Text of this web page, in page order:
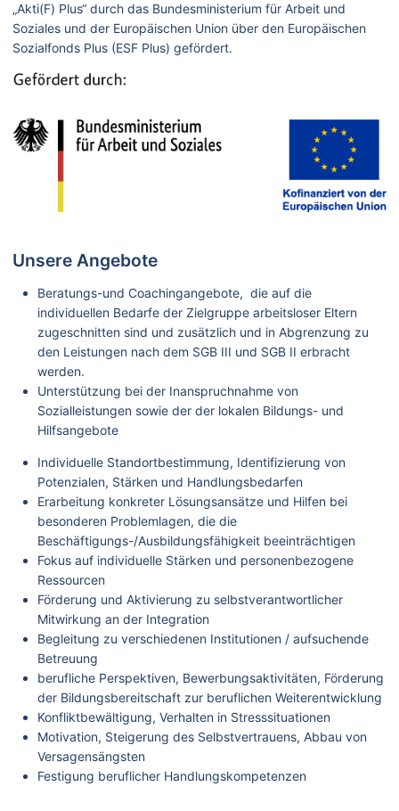
„Akti(F) Plus“ durch das Bundesministerium für Arbeit und
Soziales und der Europäischen Union über den Europäischen
Sozialfonds Plus (ESF Plus) gefördert.
Unsere Angebote
Beratungs-und Coachingangebote, die auf die
individuellen Bedarfe der Zielgruppe arbeitsloser Eltern
zugeschnitten sind und zusätzlich und in Abgrenzung zu
den Leistungen nach dem SGB III und SGB II erbracht
werden.
Unterstützung bei der Inanspruchnahme von
Sozialleistungen sowie der der lokalen Bildungs- und
Hilfsangebote
Individuelle Standortbestimmung, Identifizierung von
Potenzialen, Stärken und Handlungsbedarfen
Erarbeitung konkreter Lösungsansätze und Hilfen bei
besonderen Problemlagen, die die
Beschäftigungs-/Ausbildungsfähigkeit beeinträchtigen
Fokus auf individuelle Stärken und personenbezogene
Ressourcen
Förderung und Aktivierung zu selbstverantwortlicher
Mitwirkung an der Integration
Begleitung zu verschiedenen Institutionen / aufsuchende
Betreuung
berufliche Perspektiven, Bewerbungsaktivitäten, Förderung
der Bildungsbereitschaft zur beruflichen Weiterentwicklung
Konfliktbewältigung, Verhalten in Stresssituationen
Motivation, Steigerung des Selbstvertrauens, Abbau von
Versagensängsten
Festigung beruflicher Handlungskompetenzen